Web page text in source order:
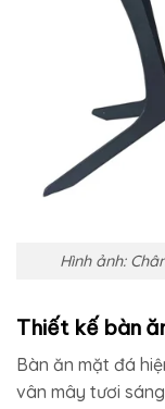
Hình ảnh:
Thiết kế bàn
Bàn ăn mặt đá
vân mây tươi